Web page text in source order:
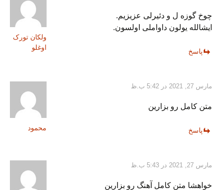
ولکان تورک
اوغلو
چوخ گوزه ل و دئیرلی عزیزیم.
ایشالله یولون داواملی اولسون.
پاسخ
محمود
مارس 27, 2021 در 5:42 ب.ظ
متن کامل رو بزارین
پاسخ
مارس 27, 2021 در 5:43 ب.ظ
خواهشا متن کامل آهنگ رو بزارین